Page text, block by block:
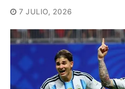
7 JULIO, 2026